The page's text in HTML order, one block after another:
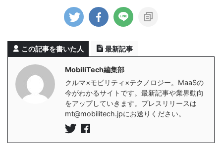
この記事を書いた人 最新記事
MobiliTech編集部
クルマ×モビリティ×テクノロジー。MaaSの
今がわかるサイトです。最新記事や業界動向
をアップしていきます。プレスリリースは
mt@mobilitech.jpにお送りください。